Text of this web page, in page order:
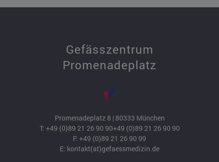
Gefässzentrum
Promenadeplatz
Promenadeplatz 8 | 80333 München
T: +49 (0)89 21 26 90 90+49 (0)89 21 26 90 90
F: +49 (0)89 21 26 90 99
E: kontakt(at)gefaessmedizin.de